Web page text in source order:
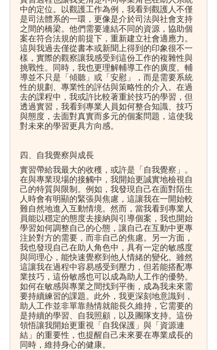
中的定位。以觀護工作為例，我看到觀護人不僅
是司法體系的一環，更像是介於司法與社會支持
之間的橋梁。他們需要連結不同的資源，協助個
案在符合法規的前提下，重新建立社會適應力。
這與我過去僅從書本或新聞上得到的印象很不一
樣，實際的觀察讓我感受到這份工作的複雜性與
挑戰性。同時，我也更理解輔導工作的廣度。輔
導並不只是「傾聽」或「安慰」，而是需要系統
性的規劃、專業性的評估與策略性的介入。在過
去的課程中，我或許比較著重於技巧的學習，但
透過實習，我看到專業人員如何整合知識、技巧
與態度，去面對真實而多元的個案問題，這使我
對未來的學習更具方向感。
四、自我覺察與成長
實習帶給我最大的收穫，或許是「自我覺察」。
在與專業現場的接觸中，我開始更誠實地檢視自
己的特質與限制。例如，我發現自己在面對陌生
人時會有明顯的緊張與焦慮，這讓我在一開始較
難自然地進入互動情境。然而，當我看到專業人
員能以穩定的態度去接納與引導個案，我也開始
學習如何調整自己的心態，讓自己在互動中更專
注於對方的需要，而非自己的焦慮。另一方面，
我也發現自己在助人角色中，具有一定的敏感度
與同理心，能快速覺察到他人情緒的變化。雖然
這讓我在過程中容易感受到壓力，但若能搭配專
業技巧，這份敏感也可以成為助人工作的優勢。
如何在敏感與專業之間找到平衡，成為我未來需
要持續練習的課題。此外，我更深刻地意識到，
助人工作並非單靠熱情就能長久維持，它需要的
是持續的學習、自我照顧，以及團隊支持。這份
領悟讓我開始更重視「自我保護」與「資源連
結」的重要性，也提醒自己未來要在專業成長的
同時，維持身心的健康。